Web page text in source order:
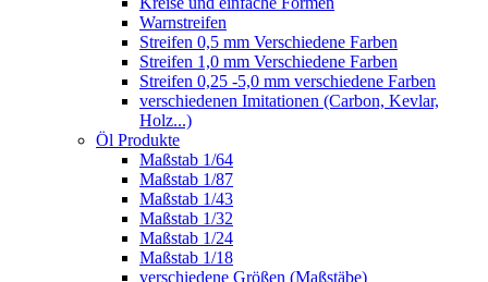
Warnstreifen
Streifen 0,5 mm Verschiedene Farben
Streifen 1,0 mm Verschiedene Farben
Streifen 0,25 -5,0 mm verschiedene Farben
verschiedenen Imitationen (Carbon, Kevlar,
Holz...)
Öl Produkte
Maßstab 1/64
Maßstab 1/87
Maßstab 1/43
Maßstab 1/32
Maßstab 1/24
Maßstab 1/18
verschiedene Größen (Maßstäbe)